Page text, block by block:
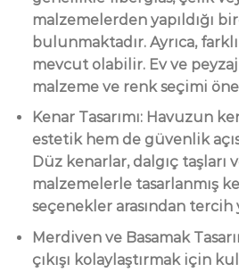
malzemelerden yapıldığı
bulunmaktadır. Ayrıca,
mevcut olabilir. Ev ve
malzeme ve renk seçimi
Kenar Tasarımı: Havuzun
estetik hem de güvenlik
Düz kenarlar, dalgıç taşları
malzemelerle tasarlanmış
seçenekler arasından
Merdiven ve Basamak
çıkışı kolaylaştırmak için